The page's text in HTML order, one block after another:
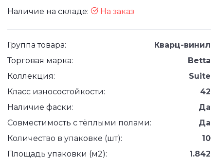
Наличие на складе: На заказ
Группа товара:
Кварц-винил
Торговая марка:
Betta
Коллекция:
Suite
Класс износостойкости:
42
Наличие фаски:
Да
Совместимость с тёплыми полами:
Да
Количество в упаковке (шт):
10
Площадь упаковки (м2):
1.842